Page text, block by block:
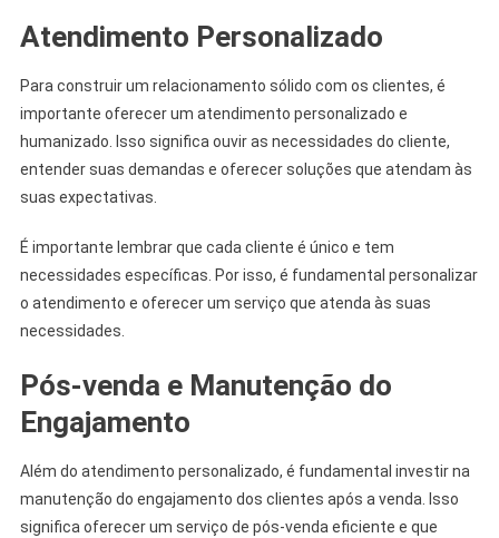
Atendimento Personalizado
Para construir um relacionamento sólido com os clientes, é
importante oferecer um atendimento personalizado e
humanizado. Isso significa ouvir as necessidades do cliente,
entender suas demandas e oferecer soluções que atendam às
suas expectativas.
É importante lembrar que cada cliente é único e tem
necessidades específicas. Por isso, é fundamental personalizar
o atendimento e oferecer um serviço que atenda às suas
necessidades.
Pós-venda e Manutenção do
Engajamento
Além do atendimento personalizado, é fundamental investir na
manutenção do engajamento dos clientes após a venda. Isso
significa oferecer um serviço de pós-venda eficiente e que